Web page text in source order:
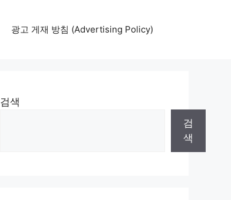
광고 게재 방침 (Advertising Policy)
검색
검
색